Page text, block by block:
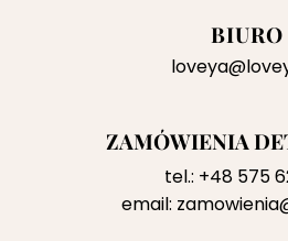
BIURO
ZAMÓWIENIA
tel.: +48 575
email: